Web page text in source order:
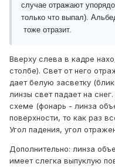
случае отражают
только что выпал).
тоже отразит.
Вверху слева в кадре
столбе). Свет от него
дает белую засветку
линзы свет падает на
схеме (фонарь - линза
поверхности, то как раз
Угол падения, угол
Дополнительно: линза
имеет слегка выпуклую